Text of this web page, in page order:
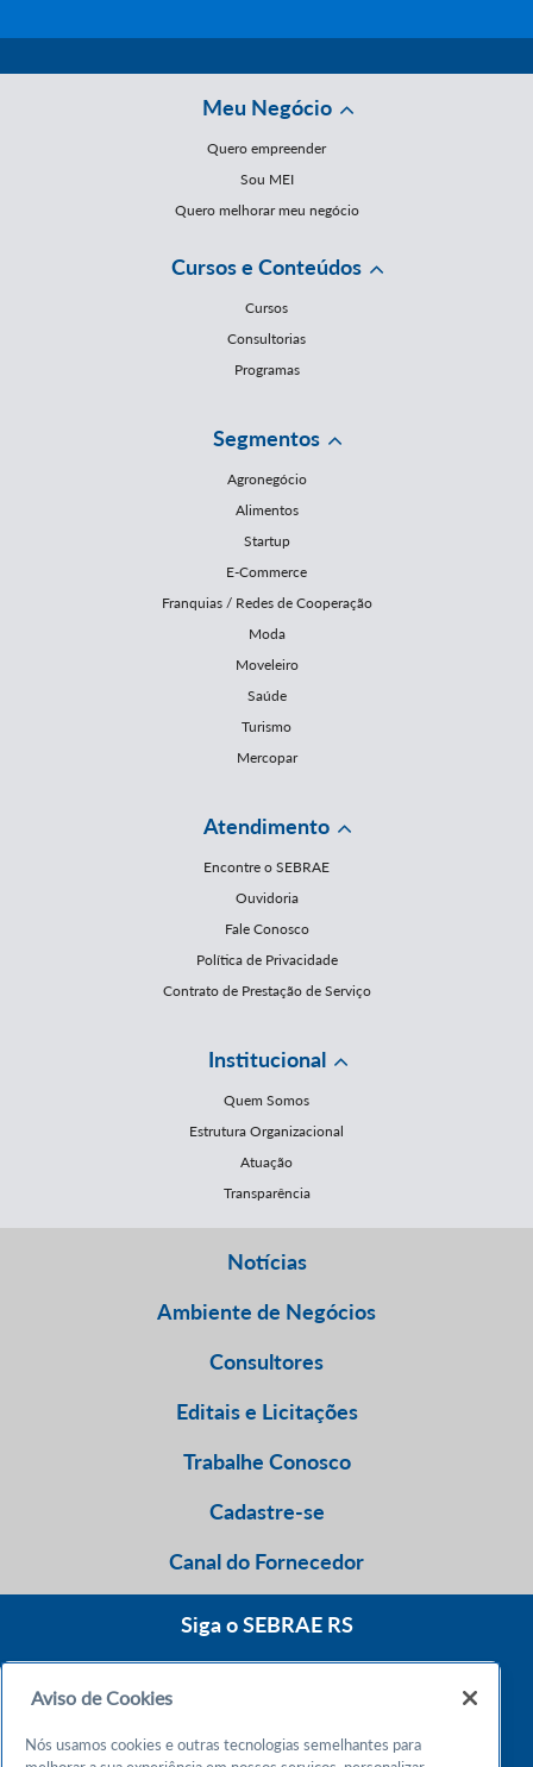
Meu Negócio
Quero empreender
Sou MEI
Quero melhorar meu negócio
Cursos e Conteúdos
Cursos
Consultorias
Programas
Segmentos
Agronegócio
Alimentos
Startup
E-Commerce
Franquias / Redes de Cooperação
Moda
Moveleiro
Saúde
Turismo
Mercopar
Atendimento
Encontre o SEBRAE
Ouvidoria
Fale Conosco
Política de Privacidade
Contrato de Prestação de Serviço
Institucional
Quem Somos
Estrutura Organizacional
Atuação
Transparência
Notícias
Ambiente de Negócios
Consultores
Editais e Licitações
Trabalhe Conosco
Cadastre-se
Canal do Fornecedor
Siga o SEBRAE RS
Atendimento 24h
Aviso de Cookies
Nós usamos cookies e outras tecnologias semelhantes para